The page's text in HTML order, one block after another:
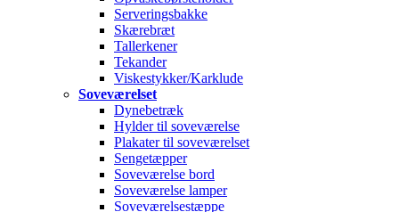
Serveringsbakke
Skærebræt
Tallerkener
Tekander
Viskestykker/Karklude
Soveværelset
Dynebetræk
Hylder til soveværelse
Plakater til soveværelset
Sengetæpper
Soveværelse bord
Soveværelse lamper
Soveværelsestæppe